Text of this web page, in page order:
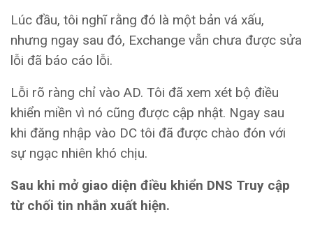
Lúc đầu, tôi nghĩ rằng đó là một bản vá xấu,
nhưng ngay sau đó, Exchange vẫn chưa được sửa
lỗi đã báo cáo lỗi.
Lỗi rõ ràng chỉ vào AD. Tôi đã xem xét bộ điều
khiển miền vì nó cũng được cập nhật. Ngay sau
khi đăng nhập vào DC tôi đã được chào đón với
sự ngạc nhiên khó chịu.
Sau khi mở giao diện điều khiển DNS Truy cập
từ chối tin nhắn xuất hiện.